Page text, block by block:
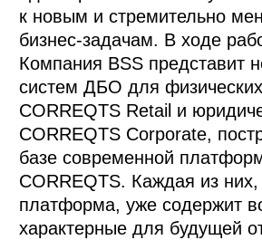
к новым и стремительно
бизнес-задачам. В ходе
Компания BSS представит
систем ДБО для
CORREQTS Retail и
CORREQTS Corporate,
базе современной
CORREQTS. Каждая из
платформа, уже содержит
характерные для будущей